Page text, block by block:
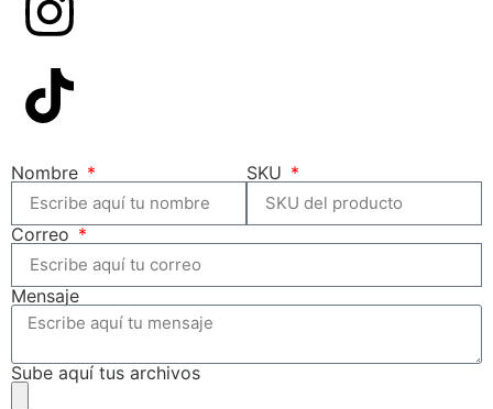
Nombre SKU
Correo
Mensaje
Sube aquí tus archivos